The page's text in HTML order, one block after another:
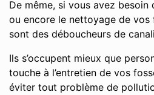
De même, si vous avez
ou encore le nettoyage de vos
sont des déboucheurs de
Ils s’occupent mieux que
touche à l’entretien de vos
éviter tout problème de